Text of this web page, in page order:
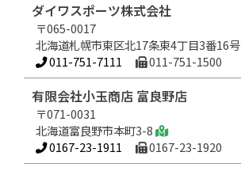
ダイワスポーツ株式会社
〒065-0017
北海道札幌市東区北17条東4丁目3番16号
011-751-7111
011-751-1500
有限会社小玉商店 富良野店
〒071-0031
北海道富良野市本町3-8
0167-23-1911
0167-23-1920